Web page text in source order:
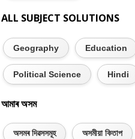
ALL SUBJECT SOLUTIONS
Geography Education
Political Science Hindi
আমাৰ অসম
অসমৰ দিৱসসমূহ অসমীয়া কিতাপ